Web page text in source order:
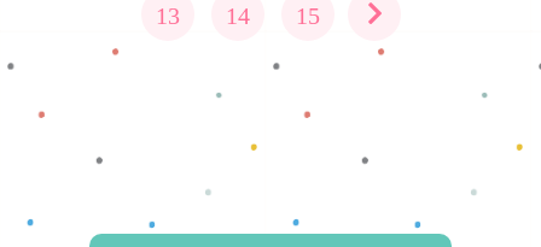
13 14 15